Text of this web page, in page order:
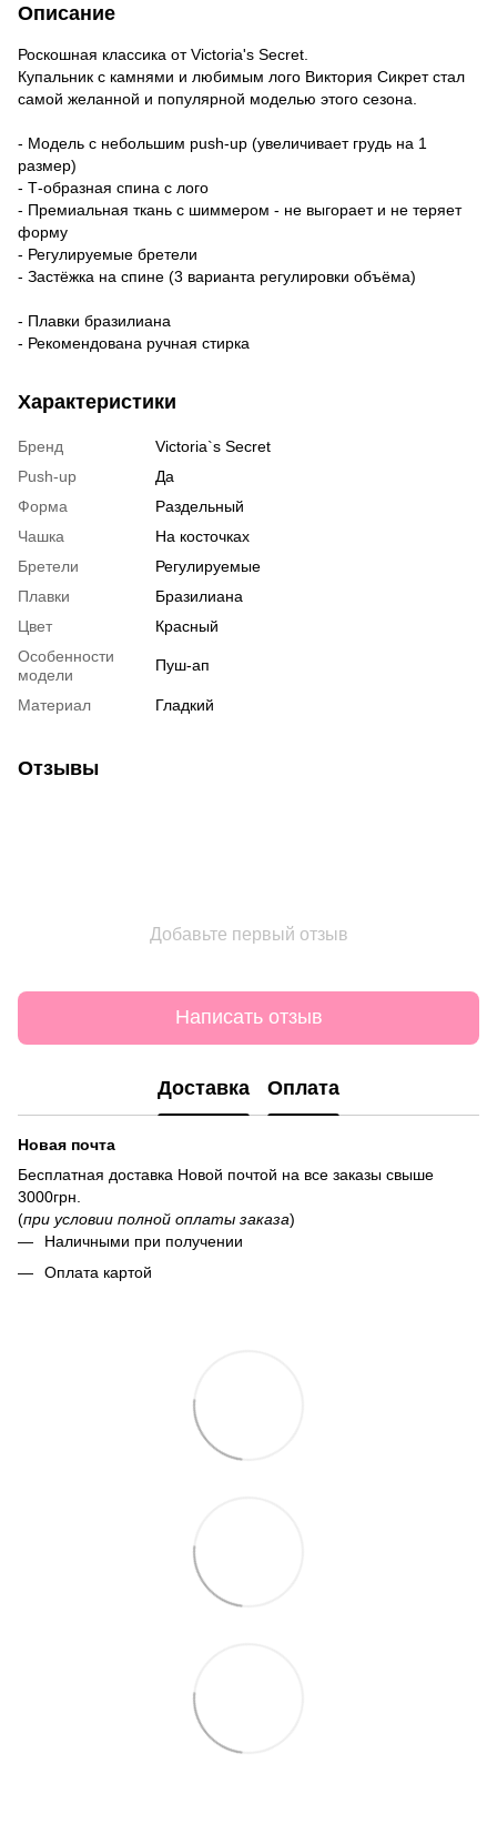
Описание
Роскошная классика от Victoria's Secret.
Купальник с камнями и любимым лого Виктория Сикрет стал
самой желанной и популярной моделью этого сезона.
- Модель с небольшим push-up (увеличивает грудь на 1
размер)
- Т-образная спина с лого
- Премиальная ткань с шиммером - не выгорает и не теряет
форму
- Регулируемые бретели
- Застёжка на спине (3 варианта регулировки объёма)
- Плавки бразилиана
- Рекомендована ручная стирка
Характеристики
Бренд
Victoria`s Secret
Push-up
Да
Форма
Раздельный
Чашка
На косточках
Бретели
Регулируемые
Плавки
Бразилиана
Цвет
Красный
Особенности
модели
Пуш-ап
Материал Гладкий
Отзывы
Добавьте первый отзыв
Написать отзыв
Доставка Оплата
Новая почта
Бесплатная доставка Новой почтой на все заказы свыше
3000грн.
(при условии полной оплаты заказа)
Наличными при получении
Оплата картой